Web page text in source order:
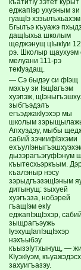
еджапIэр ухуэным зи
гуащIэ
Бгылъэ къуажэ
дащIыхьа школым
щеджэнущ цIыкIуи
рэ. Школыр щаухуэм
мелуани 111-рэ
текIуэдащ.
— Сэ быдэу си фIэщ
мэхъу зи IэщIагъэм
хуэпэж,
зыбгъэдэлъ
егъэджакIуэхэр мы
школым
Апхуэдэу, мыбы
сабий зэчиифIэхэми
дызэрагъэгуфIэнум
къытесхьэркъым.
къалэныр нэсу
зэрыдгъэзэщIэным
дитынущ: зыхуей
хуэгъэза, нобэрей
гъащIэм екIу
еджапIэщIэхэр,
зыщрагъэужь
IуэхущIапIэщIэхэр
нэхъыбэу
къызэIутхынущ, —
КIуэкIуэм,
захуигъазэу.